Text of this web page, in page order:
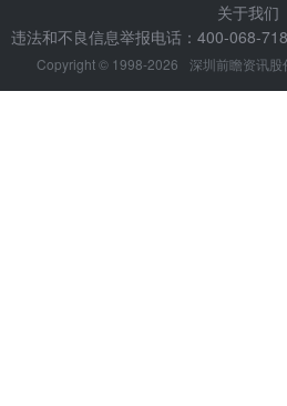
关于我们
违法和不良信息举报电话：400-068-
Copyright © 1998-2026 深圳前瞻资讯股